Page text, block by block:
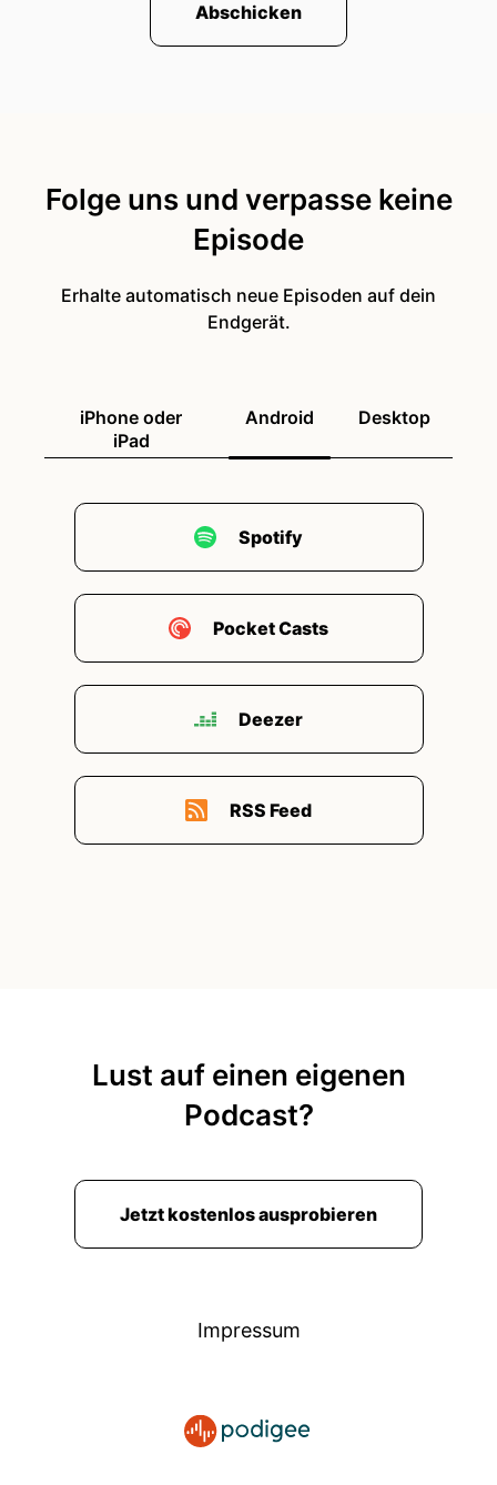
Abschicken
Folge uns und verpasse keine
Episode
Erhalte automatisch neue Episoden auf dein
Endgerät.
iPhone oder
iPad
Android Desktop
Spotify
Pocket Casts
Deezer
RSS Feed
Lust auf einen eigenen
Podcast?
Jetzt kostenlos ausprobieren
Impressum